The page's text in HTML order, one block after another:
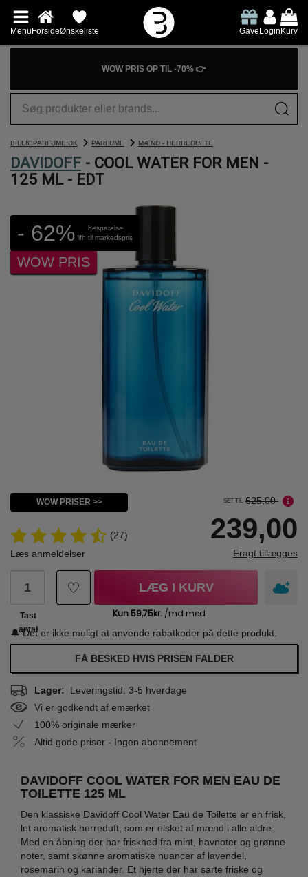
MenuForsideØnskeliste GaveLoginKurv
WOW PRIS OP TIL -70% 👉
BILLIGPARFUME.DK PARFUME MÆND - HERREDUFTE
DAVIDOFF - COOL WATER FOR MEN -
125 ML - EDT
- 62%
besparelse
ifh til markedspris
WOW PRIS
WOW PRISER >>
(27)
Læs anmeldelser
SET TIL 625,00
239,00
Fragt tillægges
Tast
antal
LÆG I KURV
🔔 Det er ikke muligt at anvende rabatkoder på dette produkt.
FÅ BESKED HVIS PRISEN FALDER
Lager: Leveringstid: 3-5 hverdage
Vi er godkendt af emærket
100% originale mærker
Altid gode priser - Ingen abonnement
DAVIDOFF COOL WATER FOR MEN EAU DE
TOILETTE 125 ML
Den klassiske Davidoff Cool Water Eau de Toilette er en frisk,
let aromatisk herreduft, som er elsket af mænd i alle aldre.
Med en åbning der har friskhed fra mint, havnoter og grønne
noter, samt skønne aromatiske nuancer af lavendel,
rosemarin og kariander. Et hjerte der har sarte friske og